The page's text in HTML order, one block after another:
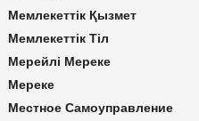
Мемлекеттік Қызмет
Мемлекеттік Тіл
Мерейлі Мереке
Мереке
Местное Самоуправление